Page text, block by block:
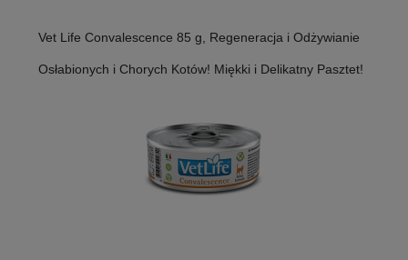
Vet Life Convalescence 85 g, Regeneracja i Odżywianie
Osłabionych i Chorych Kotów! Miękki i Delikatny Pasztet!